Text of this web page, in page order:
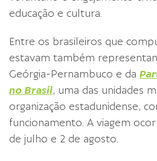
educação e cultura.
Entre os brasileiros que
estavam também
Geórgia-Pernambuco e da
no Brasil, uma das unidades
organização estadunidense,
funcionamento. A viagem
de julho e 2 de agosto.